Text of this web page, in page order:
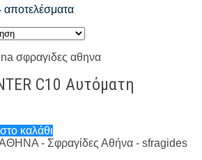
C10 Αυτόματη
καλάθι